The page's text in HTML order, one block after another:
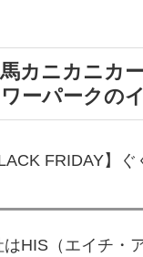
カニカニカ
ーパークの
FRIDAY】ぐ
HIS（エイチ・